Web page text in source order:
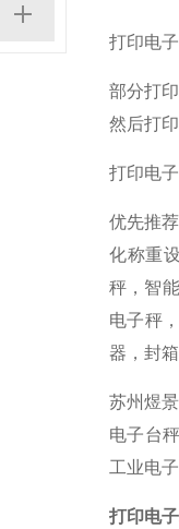
打印电
部分打
然后打
打印电
优先推
化称重
秤，智
电子秤
器，封
苏州煜
电子台
工业电
打印电